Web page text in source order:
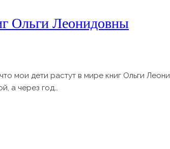
Ольги Леонидовны
мои дети растут в мире книг Ольги
а через год…